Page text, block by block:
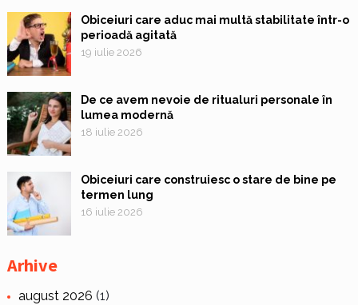
Obiceiuri care aduc mai multă stabilitate într-o
perioadă agitată
19 iulie 2026
De ce avem nevoie de ritualuri personale în
lumea modernă
18 iulie 2026
Obiceiuri care construiesc o stare de bine pe
termen lung
16 iulie 2026
Arhive
august 2026 (1)